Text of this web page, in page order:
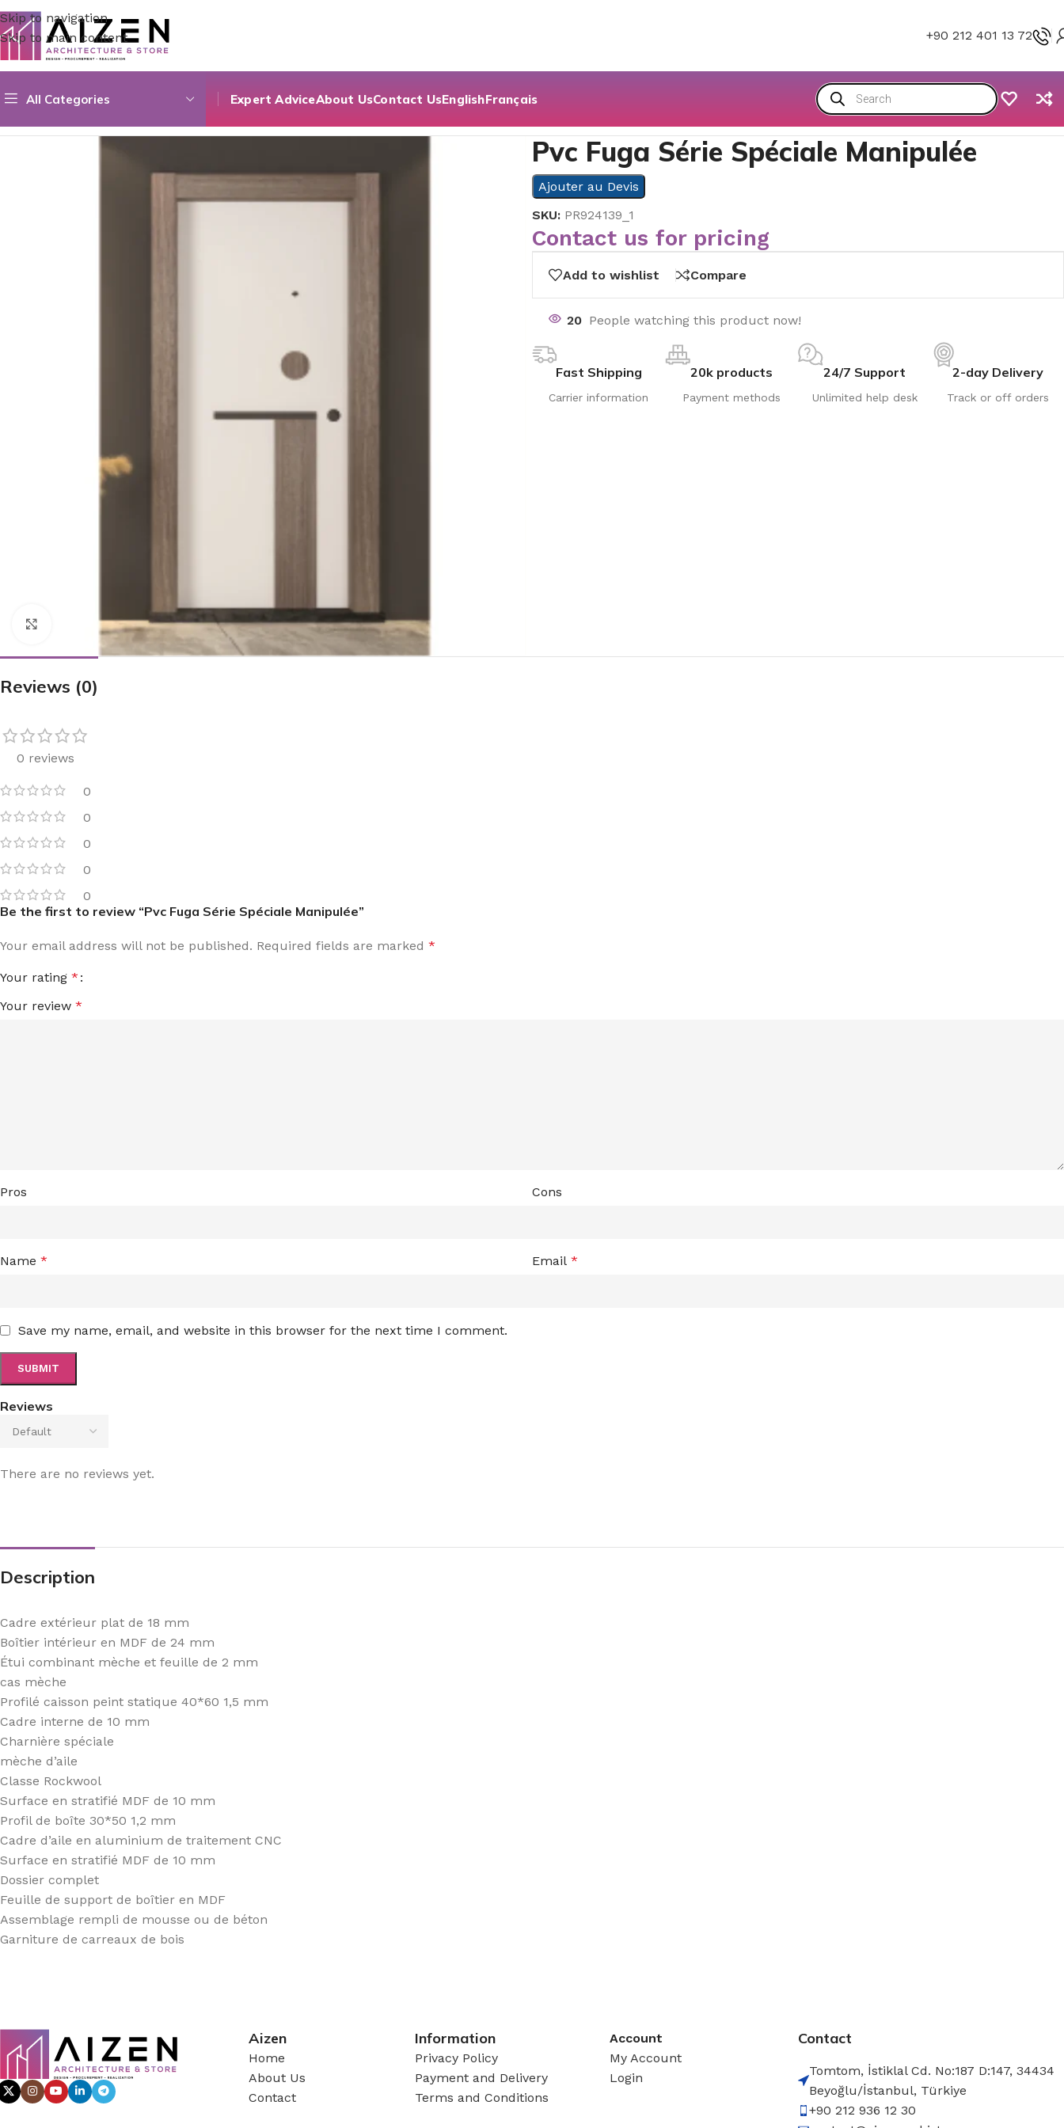
Skip to navigation
Skip to main content
+90 212 401 13 72
All Categories Expert AdviceAbout UsContact UsEnglishFrançais
Click to enlarge
Pvc Fuga Série Spéciale Manipulée
Ajouter au Devis
SKU: PR924139_1
Contact us for pricing
Add to wishlist Compare
20 People watching this product now!
Fast Shipping
Carrier information
20k products
Payment methods
24/7 Support
Unlimited help desk
2-day Delivery
Track or off orders
Reviews (0)
0 reviews
0
0
0
0
0
Reviews
There are no reviews yet.
Be the first to review “Pvc Fuga Série Spéciale Manipulée”
Your email address will not be published. Required fields are marked *
Your rating *
Your review *
Pros Cons
Name * Email *
Save my name, email, and website in this browser for the next time I comment.
Description
Cadre extérieur plat de 18 mm
Boîtier intérieur en MDF de 24 mm
Étui combinant mèche et feuille de 2 mm
cas mèche
Profilé caisson peint statique 40*60 1,5 mm
Cadre interne de 10 mm
Charnière spéciale
mèche d’aile
Classe Rockwool
Surface en stratifié MDF de 10 mm
Profil de boîte 30*50 1,2 mm
Cadre d’aile en aluminium de traitement CNC
Surface en stratifié MDF de 10 mm
Dossier complet
Feuille de support de boîtier en MDF
Assemblage rempli de mousse ou de béton
Garniture de carreaux de bois
Aizen
Home
About Us
Contact
Information
Privacy Policy
Payment and Delivery
Terms and Conditions
Account
My Account
Login
Contact
Tomtom, İstiklal Cd. No:187 D:147, 34434
Beyoğlu/İstanbul, Türkiye
+90 212 936 12 30